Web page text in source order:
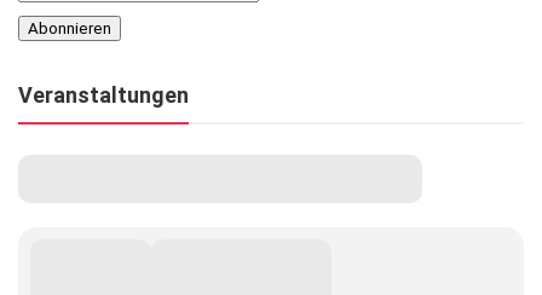
Veranstaltungen